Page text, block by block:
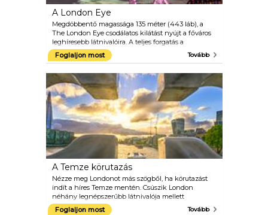
A London Eye
Megdöbbentő magassága 135 méter (443 láb), a
The London Eye csodálatos kilátást nyújt a főváros
leghíresebb látnivalóira. A teljes forgatás a
megfigyelő kerék körül az egyik üvegkapszulában
körülbelül 30 percig tart, és annyira népszerű, hogy
Mahal és a gízai nagy piramisok. És ha már megtett
egy 360 fokos kört a kormányon, meg fogja érteni,
miért.
Foglaljon most Tovább
A Temze körutazás
Nézze meg Londonot más szögből, ha körutazást
indít a híres Temze mentén. Csúszik London
néhány legnépszerűbb látnivalója mellett
Westminstertől Greenwichig, és hallgassa meg a
Foglaljon most Tovább